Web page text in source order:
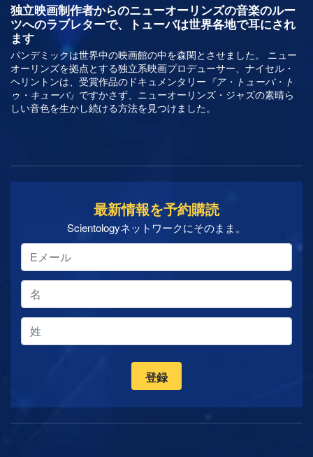
独立映画制作者からのニューオーリンズの音楽のルー
ツへのラブレターで、トューバは世界各地で耳にされ
ます
パンデミックは世界中の映画館の中を森閑とさせました。 ニュー
オーリンズを拠点とする独立系映画プロデューサー、ナイセル・
ヘリントンは、受賞作品のドキュメンタリー 『ア・トューバ・ト
ゥ・キューバ』 ですかさず、ニューオーリンズ・ジャズの素晴ら
しい音色を生かし続ける方法を見つけました。
最新情報を予約購読
Scientologyネットワークにそのまま。
登録